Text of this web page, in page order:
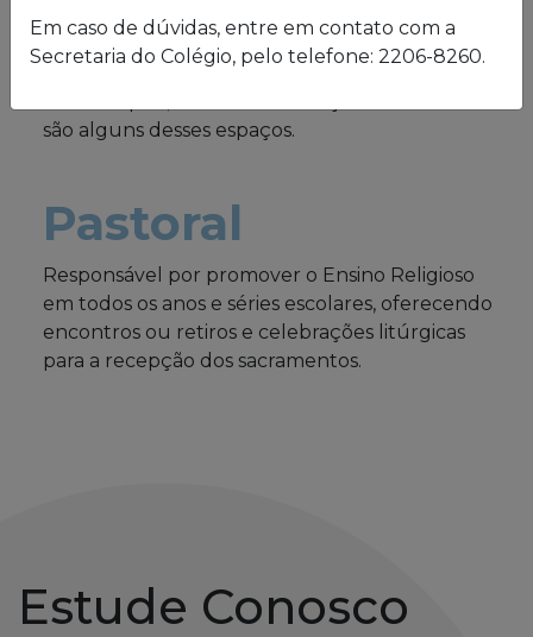
Laboratórios de Química, Física e Biologia; salas
de leitura e de grupo; biblioteca; cybersala;
auditórios; complexo esportivo; piscina
são alguns desses espaços.
Pastoral
Responsável por promover o Ensino Religioso
em todos os anos e séries escolares, oferecendo
encontros ou retiros e celebrações litúrgicas
para a recepção dos sacramentos.
Estude Conosco
Em caso de dúvidas, entre em contato com a
Secretaria do Colégio, pelo telefone: 2206-8260.